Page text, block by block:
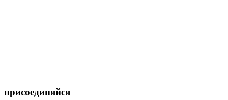
присоединяйся